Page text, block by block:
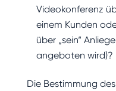
Videokonferenz
einem Kunden
über „sein“
angeboten wird)?
Die Bestimmung